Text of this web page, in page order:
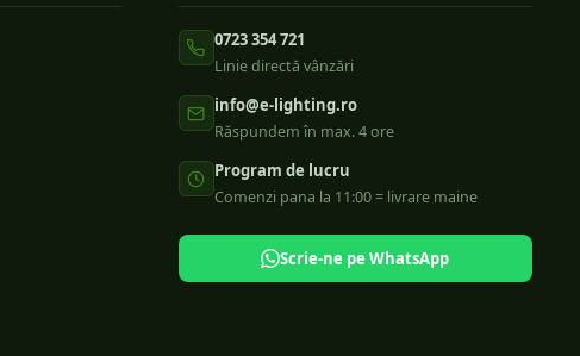
0723 354 721
Linie directă vânzări
info@e-lighting.ro
Răspundem în max. 4 ore
Program de lucru
Comenzi pana la 11:00 = livrare maine
Scrie-ne pe WhatsApp